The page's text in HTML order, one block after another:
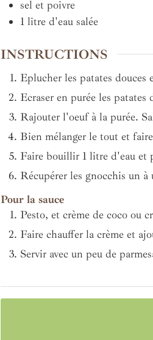
sel et poivre
1 litre d'eau salée
INSTRUCTIONS
Eplucher les patates douces
Ecraser en purée les patates
Rajouter l'oeuf à la purée.
Bien mélanger le tout et
Faire bouillir 1 litre d'eau et
Récupérer les gnocchis un
Pour la sauce
Pesto, et crème de coco ou
Faire chauffer la crème et
Servir avec un peu de